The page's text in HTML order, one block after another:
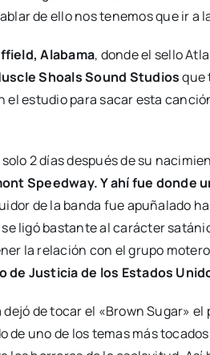
de ello nos tenemos que ir a
Alabama, donde el sello
Shoals Sound Studiosque
el estudio para sacar esta
2 días después de su
Speedway. Y ahí fue donde
de la banda fue apuñalado
se ligó bastante al carácter
la relación con el grupo
de Justicia de los Estados
de tocar el «Brown Sugar» el
uno de los temas más